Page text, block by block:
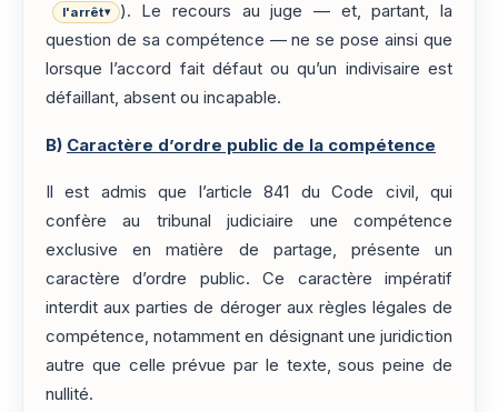
l'arrêt▾
). Le recours au juge — et, partant, la
question de sa compétence — ne se pose ainsi que
lorsque l’accord fait défaut ou qu’un indivisaire est
défaillant, absent ou incapable.
B) Caractère d’ordre public de la compétence
Il est admis que l’article 841 du Code civil, qui
confère au tribunal judiciaire une compétence
exclusive en matière de partage, présente un
caractère d’ordre public. Ce caractère impératif
interdit aux parties de déroger aux règles légales de
compétence, notamment en désignant une juridiction
autre que celle prévue par le texte, sous peine de
nullité.